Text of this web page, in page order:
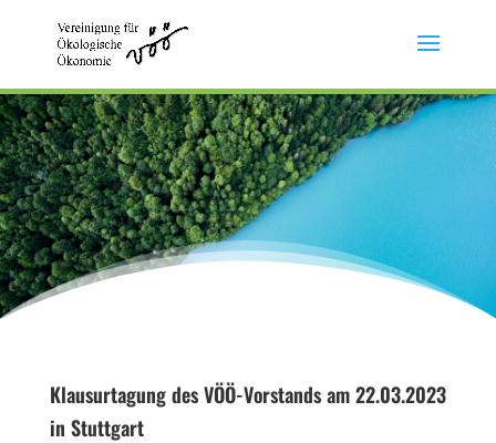
Klausurtagung des VÖÖ-Vorstands am 22.03.2023
in Stuttgart